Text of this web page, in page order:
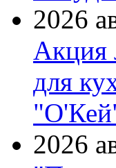
2026
Акция
для
2026